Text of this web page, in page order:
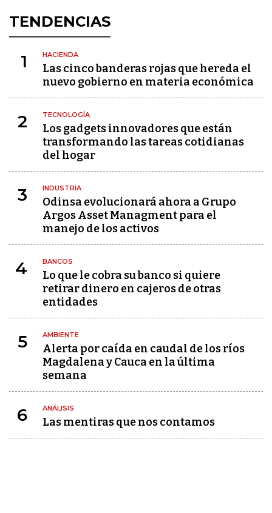
TENDENCIAS
1 HACIENDA
Las cinco banderas rojas que hereda el
nuevo gobierno en materia económica
2 TECNOLOGÍA
Los gadgets innovadores que están
transformando las tareas cotidianas
del hogar
3 INDUSTRIA
Odinsa evolucionará ahora a Grupo
Argos Asset Managment para el
manejo de los activos
4 BANCOS
Lo que le cobra su banco si quiere
retirar dinero en cajeros de otras
entidades
5 AMBIENTE
Alerta por caída en caudal de los ríos
Magdalena y Cauca en la última
semana
6 ANÁLISIS
Las mentiras que nos contamos